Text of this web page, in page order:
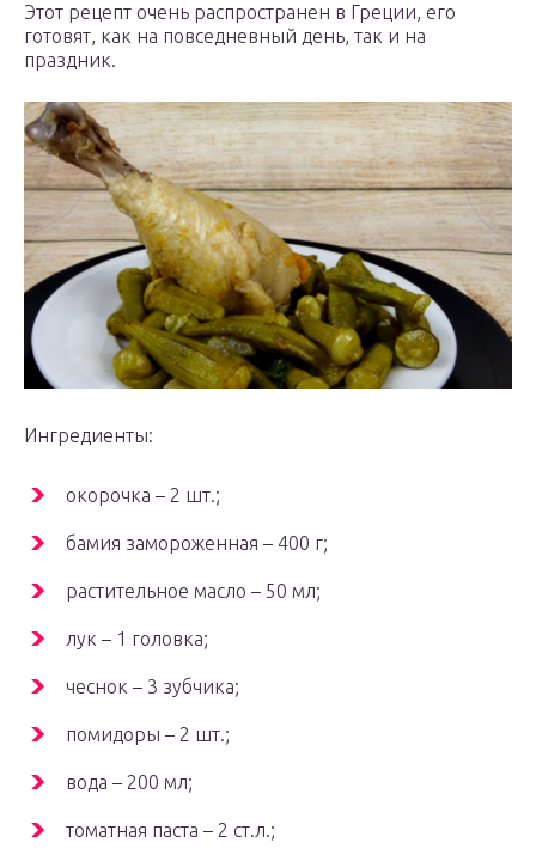
Этот рецепт очень распространен в Греции, его
готовят, как на повседневный день, так и на
праздник.
Ингредиенты:
окорочка – 2 шт.;
бамия замороженная – 400 г;
растительное масло – 50 мл;
лук – 1 головка;
чеснок – 3 зубчика;
помидоры – 2 шт.;
вода – 200 мл;
томатная паста – 2 ст.л.;